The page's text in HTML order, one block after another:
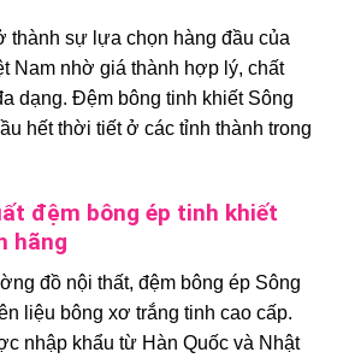
thành sự lựa chọn hàng đầu của
Nam nhờ giá thành hợp lý, chất
dạng. Đệm bông tinh khiết Sông
hết thời tiết ở các tỉnh thành trong
đệm bông ép tinh khiết
hãng
đồ nội thất, đệm bông ép Sông
liệu bông xơ trắng tinh cao cấp.
nhập khẩu từ Hàn Quốc và Nhật